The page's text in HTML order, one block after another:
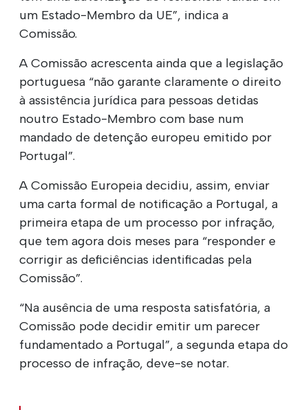
um Estado-Membro da UE”, indica a
Comissão.
A Comissão acrescenta ainda que a legislação
portuguesa “não garante claramente o direito
à assistência jurídica para pessoas detidas
noutro Estado-Membro com base num
mandado de detenção europeu emitido por
Portugal”.
A Comissão Europeia decidiu, assim, enviar
uma carta formal de notificação a Portugal, a
primeira etapa de um processo por infração,
que tem agora dois meses para “responder e
corrigir as deficiências identificadas pela
Comissão”.
“Na ausência de uma resposta satisfatória, a
Comissão pode decidir emitir um parecer
fundamentado a Portugal”, a segunda etapa do
processo de infração, deve-se notar.